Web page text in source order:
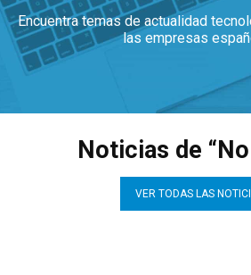
Encuentra temas de actualidad
las empresas
Noticias de
VER TODAS LAS